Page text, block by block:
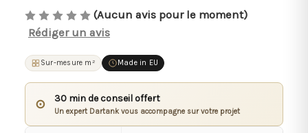
(Aucun avis pour le moment)
Rédiger un avis
Sur-mesure m² Made in EU
⊙ 30 min de conseil offert
Un expert Dartank vous accompagne sur votre projet